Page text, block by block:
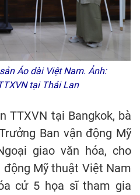
Áo dài Việt Nam. Ảnh:
tại Thái Lan
TTXVN tại Bangkok, bà
Ban vận động Mỹ
giao văn hóa, cho
động Mỹ thuật Việt Nam
cử 5 họa sĩ tham gia